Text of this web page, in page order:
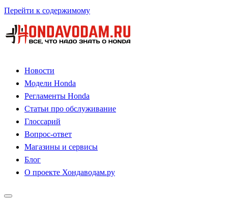
Перейти к содержимому
Новости
Модели Honda
Регламенты Honda
Статьи про обслуживание
Глоссарий
Вопрос-ответ
Магазины и сервисы
Блог
О проекте Хондаводам.ру